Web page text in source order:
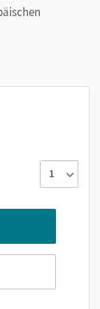
und vieles mehr.
und -planung